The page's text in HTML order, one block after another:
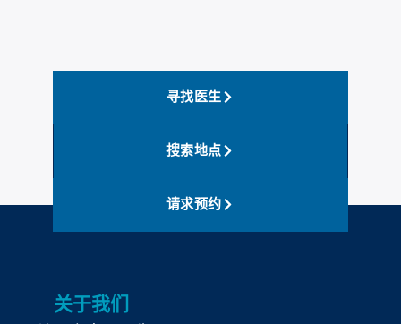
寻找医生
搜索地点
请求预约
关于我们